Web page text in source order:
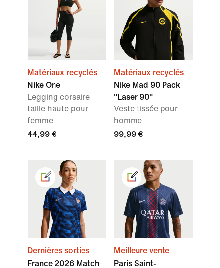
Matériaux recyclés
Nike One
Legging corsaire
taille haute pour
femme
44,99 €
Matériaux recyclés
Nike Mad 90 Pack
"Laser 90"
Veste tissée pour
homme
99,99 €
Dernières sorties
France 2026 Match
Meilleure vente
Paris Saint-